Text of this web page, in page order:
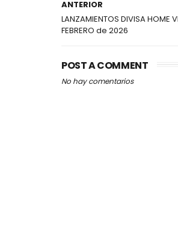
ANTERIOR
LANZAMIENTOS DIVISA HOME
FEBRERO de 2026
POST A COMMENT
No hay comentarios